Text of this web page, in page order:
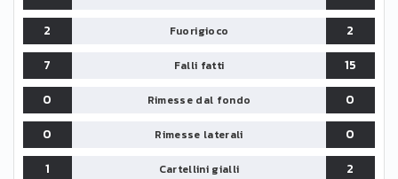
2
Fuorigioco
2
7
Falli fatti
15
0
Rimesse dal fondo
0
0
Rimesse laterali
0
1
Cartellini gialli
2